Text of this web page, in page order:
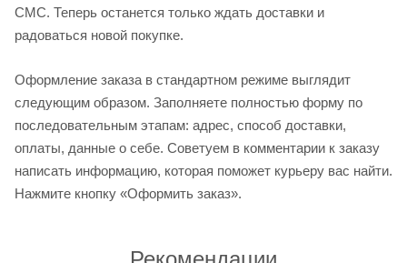
СМС. Теперь останется только ждать доставки и
радоваться новой покупке.
Оформление заказа в стандартном режиме выглядит
следующим образом. Заполняете полностью форму по
последовательным этапам: адрес, способ доставки,
оплаты, данные о себе. Советуем в комментарии к заказу
написать информацию, которая поможет курьеру вас найти.
Нажмите кнопку «Оформить заказ».